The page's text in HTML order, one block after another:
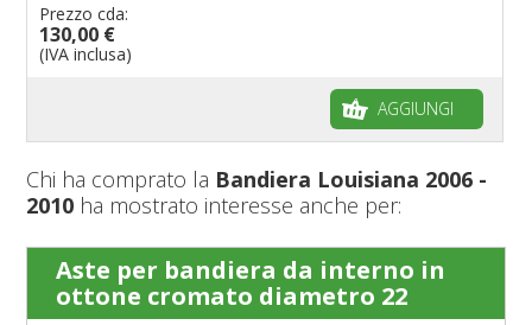
Prezzo cda:
130,00 €
(IVA inclusa)
AGGIUNGI
Chi ha comprato la Bandiera Louisiana 2006 -
2010 ha mostrato interesse anche per:
Aste per bandiera da interno in
ottone cromato diametro 22